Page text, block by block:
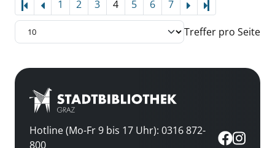
1 2 3 4 5 6 7
Treffer pro Seite
Hotline (Mo-Fr 9 bis 17 Uhr): 0316 872-
800